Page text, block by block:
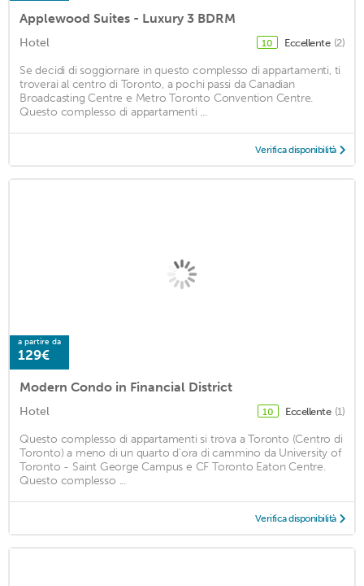
Applewood Suites - Luxury 3 BDRM
Hotel 10 Eccellente (2)
Se decidi di soggiornare in questo complesso di appartamenti, ti
troverai al centro di Toronto, a pochi passi da Canadian
Broadcasting Centre e Metro Toronto Convention Centre.
Questo complesso di appartamenti ...
Verifica disponibilità
a partire da
129€
Modern Condo in Financial District
Hotel 10 Eccellente (1)
Questo complesso di appartamenti si trova a Toronto (Centro di
Toronto) a meno di un quarto d'ora di cammino da University of
Toronto - Saint George Campus e CF Toronto Eaton Centre.
Questo complesso ...
Verifica disponibilità